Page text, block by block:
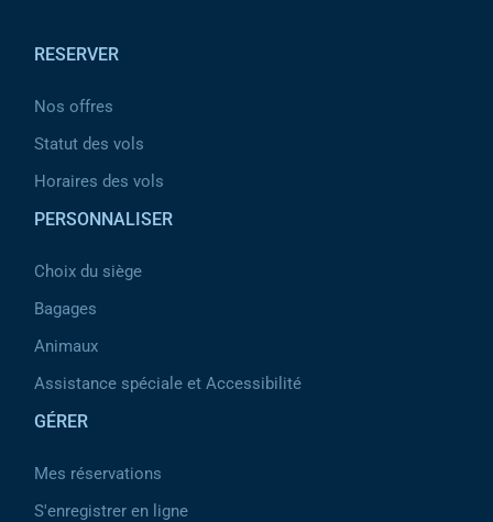
RESERVER
Nos offres
Statut des vols
Horaires des vols
PERSONNALISER
Choix du siège
Bagages
Animaux
Assistance spéciale et Accessibilité
GÉRER
Mes réservations
S'enregistrer en ligne